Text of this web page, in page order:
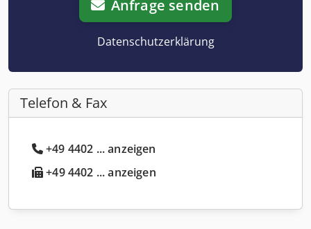
Anfrage senden
Datenschutzerklärung
Telefon & Fax
+49 4402 ... anzeigen
+49 4402 ... anzeigen